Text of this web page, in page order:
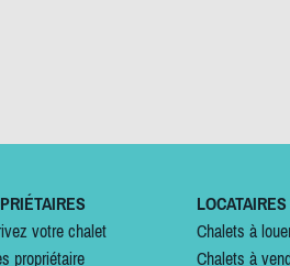
votre chalet
propriétaire
LOCATAIRES
Chalets à
Chalets à